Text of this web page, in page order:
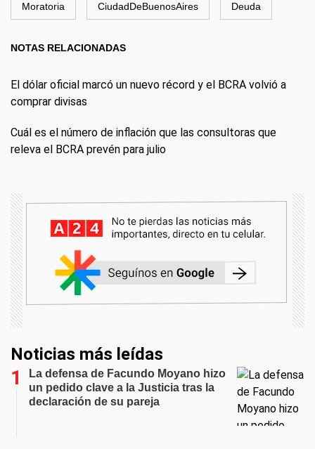
Moratoria CiudadDeBuenosAires Deuda
NOTAS RELACIONADAS
El dólar oficial marcó un nuevo récord y el BCRA volvió a
comprar divisas
Cuál es el número de inflación que las consultoras que
releva el BCRA prevén para julio
Noticias más leídas
La defensa de Facundo Moyano hizo
un pedido clave a la Justicia tras la
declaración de su pareja